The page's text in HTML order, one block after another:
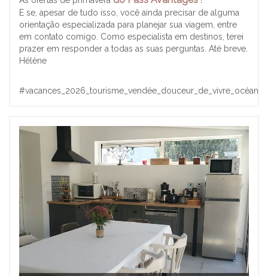
E se, apesar de tudo isso, você ainda precisar de alguma
orientação especializada para planejar sua viagem, entre
em contato comigo. Como especialista em destinos, terei
prazer em responder a todas as suas perguntas. Até breve.
Hélène
#vacances_2026_tourisme_vendée_douceur_de_vivre_océan